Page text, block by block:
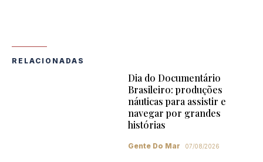
RELACIONADAS
Dia do Documentário
Brasileiro: produções
náuticas para assistir e
navegar por grandes
histórias
Gente Do Mar 07/08/2026